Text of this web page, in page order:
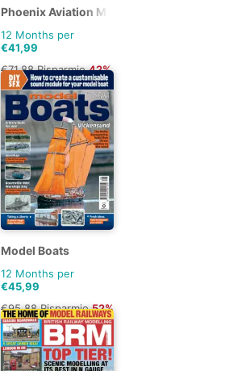
Phoenix Aviation Modelling
12 Months per
€41,99
€71.88Risparmio42%
Model Boats
12 Months per
€45,99
€95.88Risparmio52%